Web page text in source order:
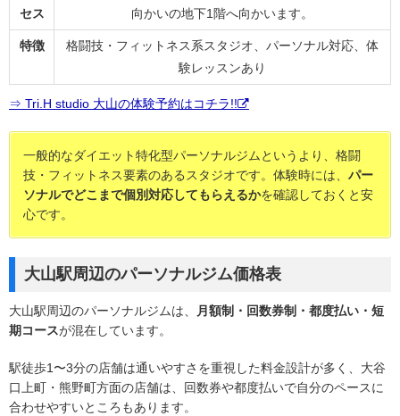
セス
向かいの地下1階へ向かいます。
特徴
格闘技・フィットネス系スタジオ、パーソナル対応、体
験レッスンあり
⇒ Tri.H studio 大山の体験予約はコチラ!!
一般的なダイエット特化型パーソナルジムというより、格闘
技・フィットネス要素のあるスタジオです。体験時には、 パー
ソナルでどこまで個別対応してもらえるかを確認しておくと安
心です。
大山駅周辺のパーソナルジム価格表
大山駅周辺のパーソナルジムは、
月額制・回数券制・都度払い・短
期コースが混在しています。
駅徒歩1〜3分の店舗は通いやすさを重視した料金設計が多く、大谷
口上町・熊野町方面の店舗は、回数券や都度払いで自分のペースに
合わせやすいところもあります。